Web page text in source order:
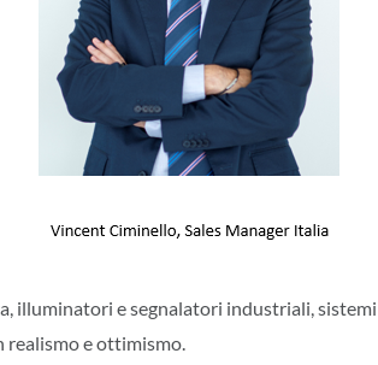
illuminatori e segnalatori industriali, sistemi
realismo e ottimismo.